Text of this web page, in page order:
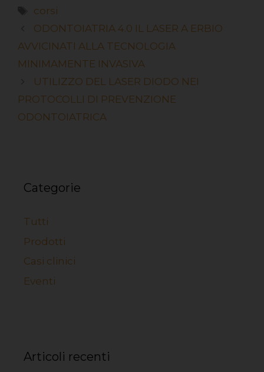
corsi
ODONTOIATRIA 4.0 IL LASER A ERBIO
AVVICINATI ALLA TECNOLOGIA
MINIMAMENTE INVASIVA
UTILIZZO DEL LASER DIODO NEI
PROTOCOLLI DI PREVENZIONE
ODONTOIATRICA
Categorie
Tutti
Prodotti
Casi clinici
Eventi
Articoli recenti